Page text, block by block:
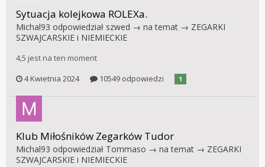
Sytuacja kolejkowa ROLEXa.
Michal93 odpowiedział szwed → na temat → ZEGARKI
SZWAJCARSKIE i NIEMIECKIE
4,5 jest na ten moment
4 Kwietnia 2024
10549 odpowiedzi 1
Klub Miłośników Zegarków Tudor
Michal93 odpowiedział Tommaso → na temat → ZEGARKI
SZWAJCARSKIE i NIEMIECKIE